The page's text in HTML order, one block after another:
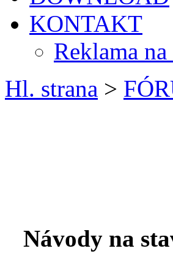
KONTAKT
Reklama
Hl. strana >
Návody na